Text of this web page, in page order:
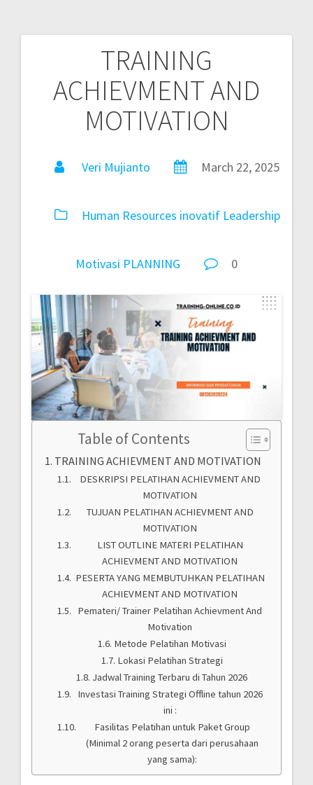
TRAINING
ACHIEVMENT AND
MOTIVATION
Veri Mujianto March 22, 2025
Human Resources inovatif Leadership
Motivasi PLANNING 0
Table of Contents
TRAINING ACHIEVMENT AND MOTIVATION
DESKRIPSI PELATIHAN ACHIEVMENT AND
MOTIVATION
TUJUAN PELATIHAN ACHIEVMENT AND
MOTIVATION
LIST OUTLINE MATERI PELATIHAN
ACHIEVMENT AND MOTIVATION
PESERTA YANG MEMBUTUHKAN PELATIHAN
ACHIEVMENT AND MOTIVATION
Pemateri/ Trainer Pelatihan Achievment And
Motivation
Metode Pelatihan Motivasi
Lokasi Pelatihan Strategi
Jadwal Training Terbaru di Tahun 2026
Investasi Training Strategi Offline tahun 2026
ini :
Fasilitas Pelatihan untuk Paket Group
(Minimal 2 orang peserta dari perusahaan
yang sama):